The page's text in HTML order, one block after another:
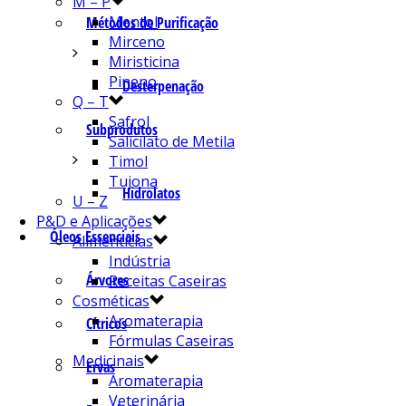
Métodos de Purificação
Desterpenação
Subprodutos
Hidrolatos
Óleos Essenciais
Árvores
Cítricos
Ervas
Mentol
Mirceno
Miristicina
Pineno
Q – T
Safrol
Salicilato de Metila
Timol
Tujona
U – Z
P&D e Aplicações
Alimentícias
Indústria
Receitas Caseiras
Cosméticas
Aromaterapia
Fórmulas Caseiras
Medicinais
Aromaterapia
Veterinária